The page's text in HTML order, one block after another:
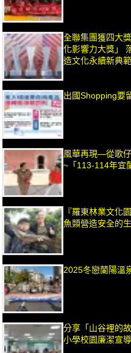
全聯集團獲四大
化影響力大獎」
造文化永續新典範
出國Shopping要
風華再現—從歌
~「113-114年宜
『羅東林業文化
魚類營造安全的生
2025冬戀蘭陽溫
分享「山谷裡的
小學校園廉潔宣導